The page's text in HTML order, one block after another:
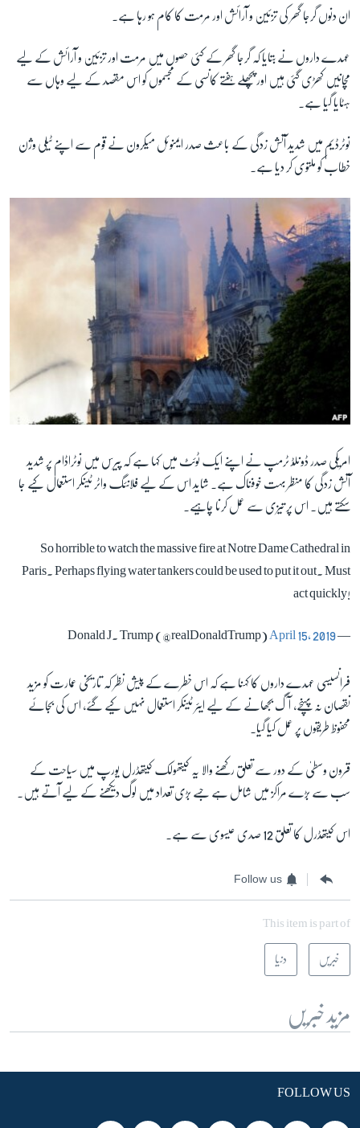
ان دنوں گرجا گھر کی تزئین و آرائش اور مرمت کا کام ہو رہا ہے۔
عہدے داروں نے بتایا کہ گرجا گھر کے کئی حصوں میں مرمت اور تزئین و آرائش کے لیے
مچانیں کھڑی گئی ہیں اور پچھلے ہفتے کانسی کے مجسموں کو اس مقصد کے لیے وہاں سے
ہٹایا گیا ہے۔
نوٹرڈیم میں شدید آتش زدگی کے باعث صدر ایمنوئل میکرون نے قوم سے اپنے ٹیلی وژن
خطاب کو ملتوی کر دیا ہے۔
امریکی صدر ڈونلڈ ٹرمپ نے اپنے ایک ٹوئٹ میں کہا ہے کہ پیرس میں نوٹراڈام پر شدید
آتش زدگی کا منظر بہت خوفناک ہے۔ شاید اس کے لیے فلانئگ واٹر ٹینکر استعمال کیے جا
سکتے ہیں۔ اس پر تیزی سے عمل کرنا چاہیے۔
So horrible to watch the massive fire at Notre Dame Cathedral in
Paris. Perhaps flying water tankers could be used to put it out. Must
act quickly!
— Donald J. Trump (@realDonaldTrump)
April 15, 2019
فرانسیسی عہدے داروں کا کہنا ہے کہ اس خطرے کے پیش نظر کہ تاریخی عمارت کو مزید
نقصان نہ پہنچے، آگ بجھانے کے لیے ایئر ٹینکر استعمال نہیں کیے گئے، اس کی بجائے
محفوظ طریقوں پر عمل کیا گیا۔
قرون وسطیٰ کے دور سے تعلق رکھنے والا یہ کیتھولک کیتھڈرل یورپ میں سیاحت کے
سب سے بڑے مراکز میں شامل ہے جسے بڑی تعداد میں لوگ دیکھنے کے لیے آتے ہیں۔
اس کیتھڈرل کا تعلق 12 صدی عیسوی سے ہے۔
Follow us
This item is part of
خبریں دنیا
مزید خبریں
FOLLOW US